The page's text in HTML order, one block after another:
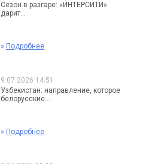
Сезон в разгаре: «ИНТЕРСИТИ»
дарит...
» Подробнее
9.07.2026 14:51
Узбекистан: направление, которое
белорусские...
» Подробнее